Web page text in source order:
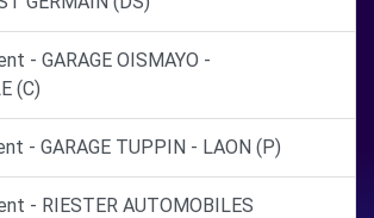
- GARAGE OISMAYO -
(C)
- GARAGE TUPPIN - LAON (P)
- RIESTER AUTOMOBILES